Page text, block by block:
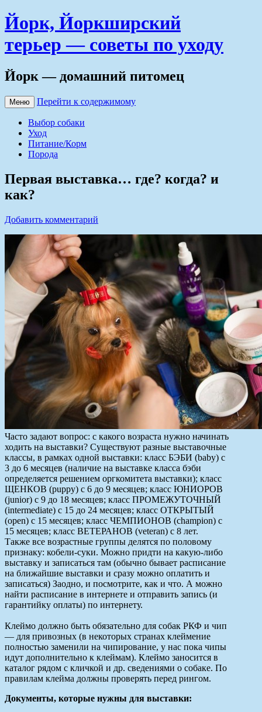
Йорк, Йоркширский
терьер — советы по уходу
Йорк — домашний питомец
Меню Перейти к содержимому
Выбор собаки
Уход
Питание/Корм
Порода
Первая выставка… где? когда? и
как?
Добавить комментарий
Часто задают вопрос: с какого возраста нужно начинать
ходить на выставки? Существуют разные выставочные
классы, в рамках одной выставки: класс БЭБИ (baby) с
3 до 6 месяцев (наличие на выставке класса бэби
определяется решением оргкомитета выставки); класс
ЩЕНКОВ (puppy) с 6 до 9 месяцев; класс ЮНИОРОВ
(junior) с 9 до 18 месяцев; класс ПРОМЕЖУТОЧНЫЙ
(intermediate) с 15 до 24 месяцев; класс ОТКРЫТЫЙ
(open) c 15 месяцев; класс ЧЕМПИОНОВ (champion) с
15 месяцев; класс ВЕТЕРАНОВ (veteran) с 8 лет.
Также все возрастные группы делятся по половому
признаку: кобели-суки. Можно придти на какую-либо
выставку и записаться там (обычно бывает расписание
на ближайшие выставки и сразу можно оплатить и
записаться) Заодно, и посмотрите, как и что. А можно
найти расписание в интернете и отправить запись (и
гарантийку оплаты) по интернету.
Клеймо должно быть обязательно для собак РКФ и чип
— для привозных (в некоторых странах клеймение
полностью заменили на чипирование, у нас пока чипы
идут дополнительно к клеймам). Клеймо заносится в
каталог рядом с кличкой и др. сведениями о собаке. По
правилам клейма должны проверять перед рингом.
Документы, которые нужны для выставки: